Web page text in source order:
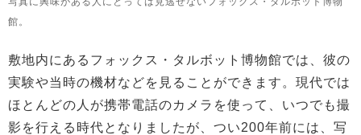
館。
敷地内にあるフォックス・タルボット博物館では、彼の
実験や当時の機材などを見ることができます。現代では
ほとんどの人が携帯電話のカメラを使って、いつでも撮
影を行える時代となりましたが、つい200年前には、写